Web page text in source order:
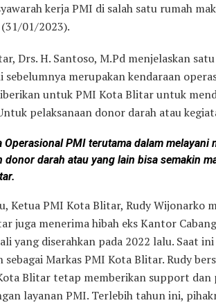
kerja PMI di salah satu rumah
01/2023).
Drs. H. Santoso, M.Pd menjelaskan
sebelumnya merupakan kendaraan
untuk PMI Kota Blitar untuk
pelaksanaan donor darah atau
Operasional PMI terutama dalam melayani
donor darah atau yang lain bisa semakin
Ketua PMI Kota Blitar, Rudy Wijonarko
juga menerima hibah eks Kantor
yang diserahkan pada 2022 lalu. Saat
sebagai Markas PMI Kota Blitar. Rudy
Blitar tetap memberikan support dan
layanan PMI. Terlebih tahun ini,